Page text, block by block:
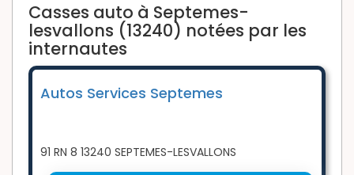
Casses auto à Septemes-
lesvallons (13240) notées par les
internautes
Autos Services Septemes
91 RN 8 13240 SEPTEMES-LESVALLONS